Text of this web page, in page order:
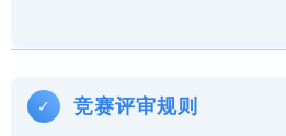
✓ 竞赛评审规则